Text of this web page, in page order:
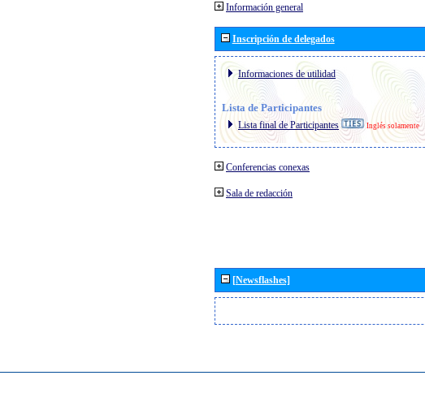
Información general
Inscripción de delegados
Informaciones de utilidad
Lista de Participantes
Lista final de Participantes Inglés solamente
Conferencias conexas
Sala de redacción
[Newsflashes]